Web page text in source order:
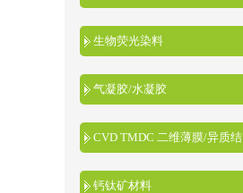
生物荧光染料
气凝胶/水凝胶
CVD TMDC 二维薄膜/异质结
钙钛矿材料